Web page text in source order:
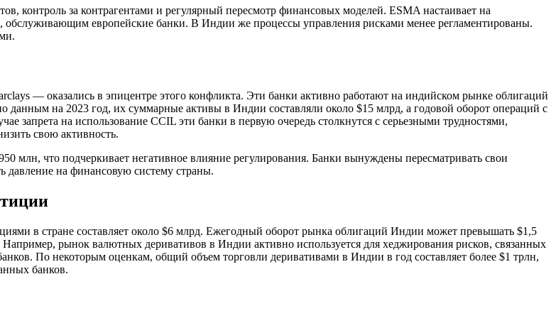
контроль за контрагентами и регулярный пересмотр финансовых моделей. ESMA настаивает на
европейские банки. В Индии же процессы управления рисками менее регламентированы.
— оказались в эпицентре этого конфликта. Эти банки активно работают на индийском рынке облигаций
на 2023 год, их суммарные активы в Индии составляли около $15 млрд, а годовой оборот операций с
на использование CCIL эти банки в первую очередь столкнутся с серьезными трудностями,
свою активность.
млн, что подчеркивает негативное влияние регулирования. Банки вынуждены пересматривать свои
давление на финансовую систему страны.
в стране составляет около $6 млрд. Ежегодный оборот рынка облигаций Индии может превышать $1,5
рынок валютных деривативов в Индии активно используется для хеджирования рисков, связанных
По некоторым оценкам, общий объем торговли деривативами в Индии в год составляет более $1 трлн,
банков.